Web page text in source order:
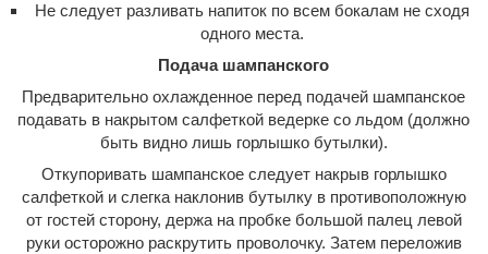
Не следует разливать напиток по всем бокалам не сходя
одного места.
Подача шампанского
Предварительно охлажденное перед подачей шампанское
подавать в накрытом салфеткой ведерке со льдом (должно
быть видно лишь горлышко бутылки).
Откупоривать шампанское следует накрыв горлышко
салфеткой и слегка наклонив бутылку в противоположную
от гостей сторону, держа на пробке большой палец левой
руки осторожно раскрутить проволочку. Затем переложив